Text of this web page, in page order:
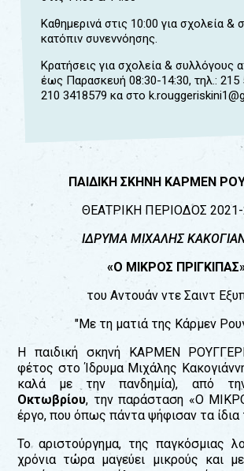
Καθημερινά στις 10:00 για σχολεία &
κατόπιν συνεννόησης.
Κρατήσεις για σχολεία & συλλόγους
έως Παρασκευή 08:30-14:30, τηλ.: 215
210 3418579 κα στο
ΠΑΙΔΙΚΗ ΣΚΗΝΗ ΚΑΡΜΕΝ
ΘΕΑΤΡΙΚΗ ΠΕΡΙΟΔΟΣ
ΙΔΡΥΜΑ ΜΙΧΑΛΗΣ
«Ο ΜΙΚΡΟΣ
του Αντουάν ντε Σαιντ
"Με τη ματιά της Κάρμεν
Η παιδική σκηνή ΚΑΡΜΕΝ
φέτος στο Ίδρυμα Μιχάλης
καλά με την πανδημία), από
Οκτωβρίου, την παράσταση «Ο
έργο, που όπως πάντα ψήφισαν τα ίδια
Το αριστούργημα, της παγκόσμιας
χρόνια τώρα μαγεύει μικρούς και